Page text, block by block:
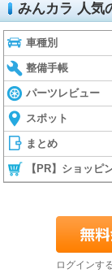
みんカラ 人気
車種別
整備手帳
パーツレビュー
スポット
まとめ
【PR】ショッピ
ログインす